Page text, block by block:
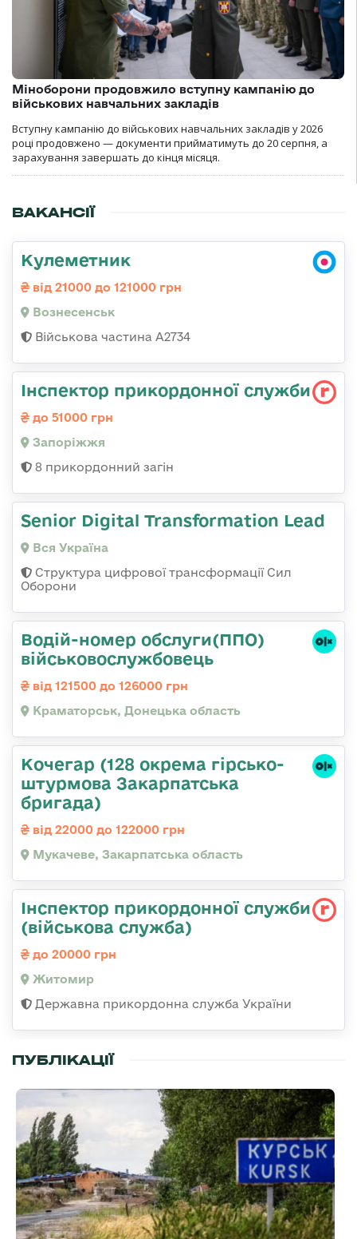
Міноборони продовжило вступну кампанію до
військових навчальних закладів
Вступну кампанію до військових навчальних закладів у 2026
році продовжено — документи прийматимуть до 20 серпня, а
зарахування завершать до кінця місяця.
ВАКАНСІЇ
Кулеметник
від 21000 до 121000 грн
Вознесенськ
Військова частина А2734
Інспектор прикордонної служби
до 51000 грн
Запоріжжя
8 прикордонний загін
Senior Digital Transformation Lead
Вся Україна
Структура цифрової трансформації Сил
Оборони
Водій-номер обслуги(ППО)
військовослужбовець
від 121500 до 126000 грн
Краматорськ, Донецька область
Кочегар (128 окрема гірсько-
штурмова Закарпатська
бригада)
від 22000 до 122000 грн
Мукачеве, Закарпатська область
Інспектор прикордонної служби
(військова служба)
до 20000 грн
Житомир
Державна прикордонна служба України
ПУБЛІКАЦІЇ